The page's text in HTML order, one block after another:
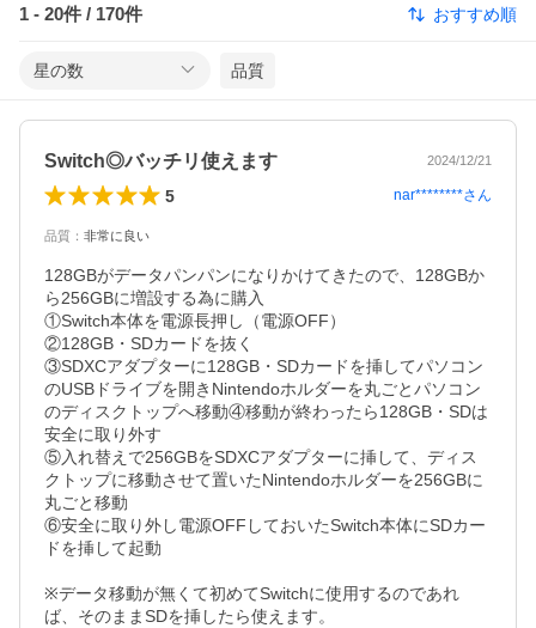
1 - 20件 / 170件 おすすめ順
星の数 品質
Switch◎バッチリ使えます 2024/12/21
5 nar********さん
品質 ： 非常に良い
128GBがデータパンパンになりかけてきたので、128GBか
ら256GBに増設する為に購入
①Switch本体を電源長押し（電源OFF）
②128GB・SDカードを抜く
③SDXCアダプターに128GB・SDカードを挿してパソコン
のUSBドライブを開きNintendoホルダーを丸ごとパソコン
のディスクトップへ移動④移動が終わったら128GB・SDは
安全に取り外す
⑤入れ替えで256GBをSDXCアダプターに挿して、ディス
クトップに移動させて置いたNintendoホルダーを256GBに
丸ごと移動
⑥安全に取り外し電源OFFしておいたSwitch本体にSDカー
ドを挿して起動
※データ移動が無くて初めてSwitchに使用するのであれ
ば、そのままSDを挿したら使えます。